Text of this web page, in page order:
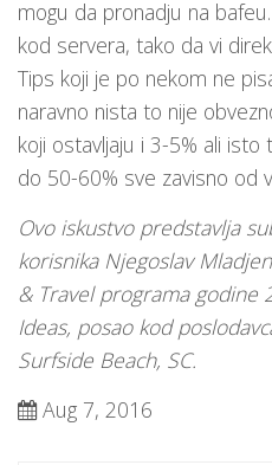
mogu da pronadju na
kod servera, tako da vi
Tips koji je po nekom ne
naravno nista to nije
koji ostavljaju i 3-5% ali isto
do 50-60% sve zavisno od
Ovo iskustvo predstavlja
korisnika Njegoslav
& Travel programa godine
Ideas, posao kod
Surfside Beach, SC.
Aug 7, 2016